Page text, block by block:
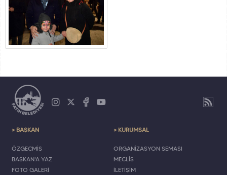
> BAŞKAN
ÖZGEÇMİŞ
BAŞKAN'A YAZ
FOTO GALERİ
> KURUMSAL
ORGANİZASYON ŞEMASI
MECLİS
İLETİŞİM